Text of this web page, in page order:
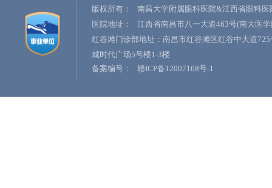
版权所有：
南昌大学附属眼科医院&江西省眼科医
医院地址：
江西省南昌市八一大道463号(南大医
红谷滩门诊部地址：南昌市红谷滩区红谷中大道725
城时代广场5号楼1-3楼
备案编号：
赣ICP备12007168号-1